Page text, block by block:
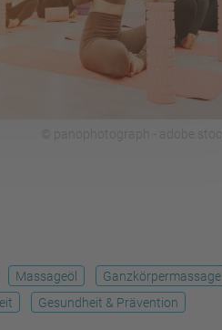
Massageöl
Ganzkörpermassage
Gesundheit & Prävention